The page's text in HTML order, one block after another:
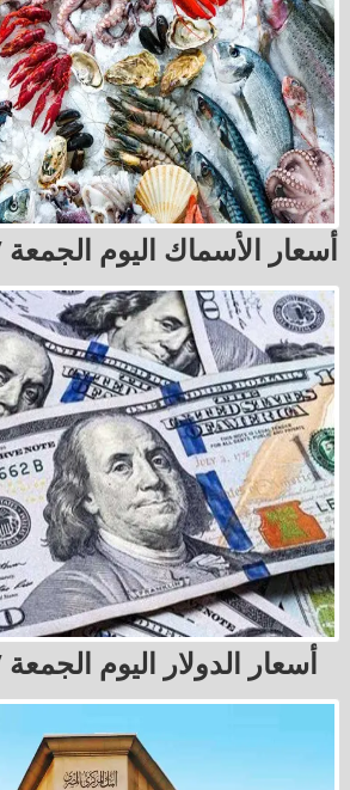
أسعار الأسماك اليوم الجمعة 7 أغسطس
أسعار الدولار اليوم الجمعة 7 أغسطس